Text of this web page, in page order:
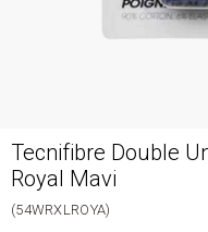
Tecnifibre Double
Royal Mavi
(54WRXLROYA)